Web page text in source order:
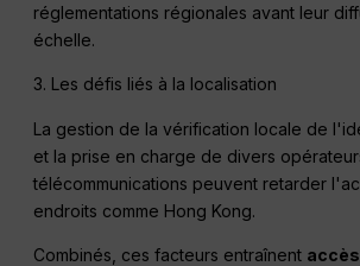
réglementations régionales avant leur
échelle.
3. Les défis liés à la localisation
La gestion de la vérification locale de
et la prise en charge de divers
télécommunications peuvent retarder
endroits comme Hong Kong.
Combinés, ces facteurs entraînent